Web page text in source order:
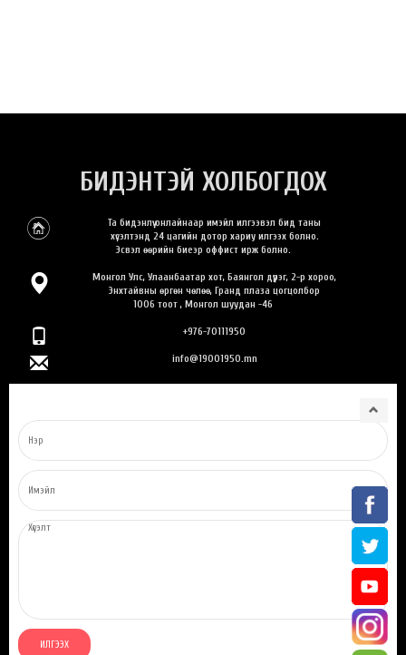
БИДЭНТЭЙ ХОЛБОГДОХ
Та бидэнлүү онлайнаар имэйл илгээвэл бид таны
хүсэлтэнд 24 цагийн дотор хариу илгээх болно.
Эсвэл өөрийн биеэр оффист ирж болно.
Монгол Улс, Улаанбаатар хот, Баянгол дүүрэг, 2-р хороо,
Энхтайвны өргөн чөлөө, Гранд плаза цогцолбор
1006 тоот , Монгол шуудан -46
+976-70111950
info@19001950.mn